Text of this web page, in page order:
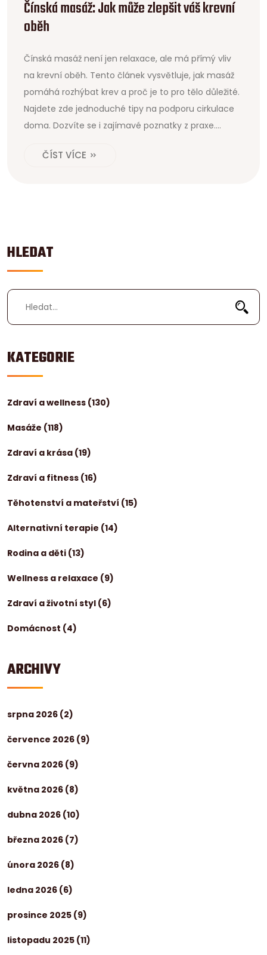
HLEDAT
KATEGORIE
Zdraví a wellness (130)
Masáže (118)
Zdraví a krása (19)
Zdraví a fitness (16)
Těhotenství a mateřství (15)
Alternativní terapie (14)
Rodina a děti (13)
Wellness a relaxace (9)
Zdraví a životní styl (6)
Domácnost (4)
ARCHIVY
srpna 2026 (2)
července 2026 (9)
června 2026 (9)
května 2026 (8)
dubna 2026 (10)
března 2026 (7)
února 2026 (8)
ledna 2026 (6)
prosince 2025 (9)
listopadu 2025 (11)
Čínská masáž: Jak může zlepšit váš krevní
oběh
Čínská masáž není jen relaxace, ale má přímý vliv
na krevní oběh. Tento článek vysvětluje, jak masáž
pomáhá rozhýbat krev a proč je to pro tělo důležité.
Najdete zde jednoduché tipy na podporu cirkulace
doma. Dozvíte se i zajímavé poznatky z praxe.
ČÍST VÍCE